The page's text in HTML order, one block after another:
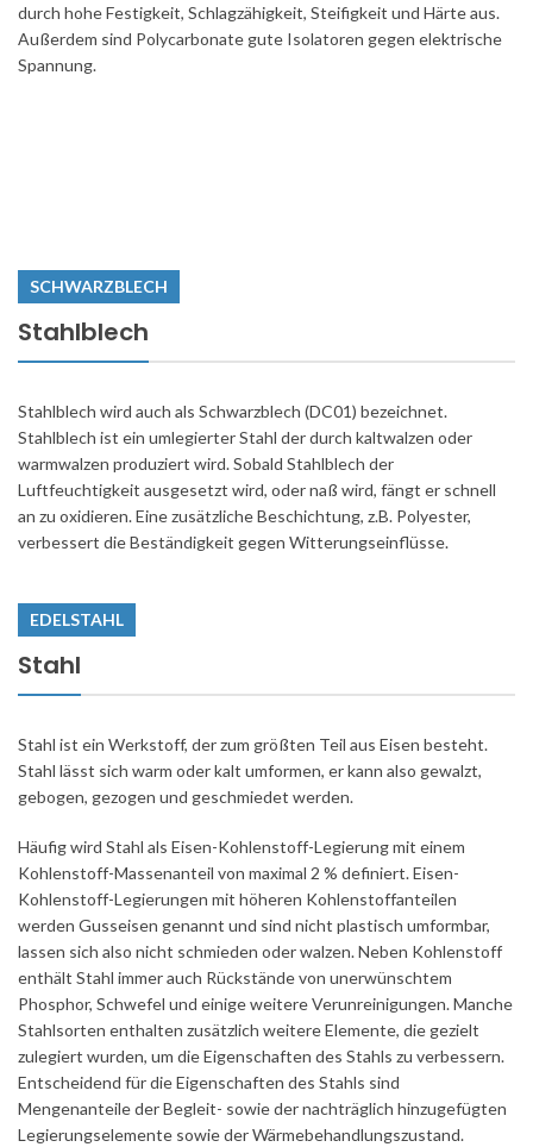
durch hohe Festigkeit, Schlagzähigkeit, Steifigkeit und Härte aus.
Außerdem sind Polycarbonate gute Isolatoren gegen elektrische
Spannung.
SCHWARZBLECH
Stahlblech
Stahlblech wird auch als Schwarzblech (DC01) bezeichnet.
Stahlblech ist ein umlegierter Stahl der durch kaltwalzen oder
warmwalzen produziert wird. Sobald Stahlblech der
Luftfeuchtigkeit ausgesetzt wird, oder naß wird, fängt er schnell
an zu oxidieren. Eine zusätzliche Beschichtung, z.B. Polyester,
verbessert die Beständigkeit gegen Witterungseinflüsse.
EDELSTAHL
Stahl
Stahl ist ein Werkstoff, der zum größten Teil aus Eisen besteht.
Stahl lässt sich warm oder kalt umformen, er kann also gewalzt,
gebogen, gezogen und geschmiedet werden.
Häufig wird Stahl als Eisen-Kohlenstoff-Legierung mit einem
Kohlenstoff-Massenanteil von maximal 2 % definiert. Eisen-
Kohlenstoff-Legierungen mit höheren Kohlenstoffanteilen
werden Gusseisen genannt und sind nicht plastisch umformbar,
lassen sich also nicht schmieden oder walzen. Neben Kohlenstoff
enthält Stahl immer auch Rückstände von unerwünschtem
Phosphor, Schwefel und einige weitere Verunreinigungen. Manche
Stahlsorten enthalten zusätzlich weitere Elemente, die gezielt
zulegiert wurden, um die Eigenschaften des Stahls zu verbessern.
Entscheidend für die Eigenschaften des Stahls sind
Mengenanteile der Begleit- sowie der nachträglich hinzugefügten
Legierungselemente sowie der Wärmebehandlungszustand.